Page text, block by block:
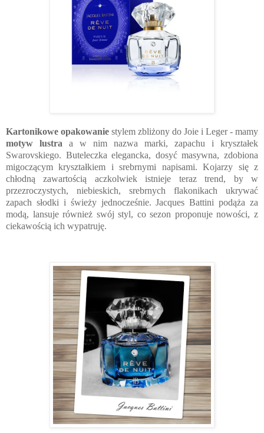
Kartonikowe opakowanie stylem zbliżony do Joie i Leger - mamy
motyw lustra a w nim nazwa marki, zapachu i kryształek
Swarovskiego. Buteleczka elegancka, dosyć masywna, zdobiona
migoczącym kryształkiem i srebrnymi napisami. Kojarzy się z
chłodną zawartością aczkolwiek istnieje teraz trend, by w
przezroczystych, niebieskich, srebrnych flakonikach ukrywać
zapach słodki i świeży jednocześnie. Jacques Battini podąża za
modą, lansuje również swój styl, co sezon proponuje nowości, z
ciekawością ich wypatruję.